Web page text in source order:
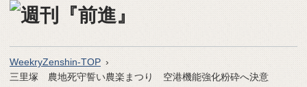
WeekryZenshin-TOP
三里塚 農地死守誓い農楽まつり 空港機能強化粉砕へ決意